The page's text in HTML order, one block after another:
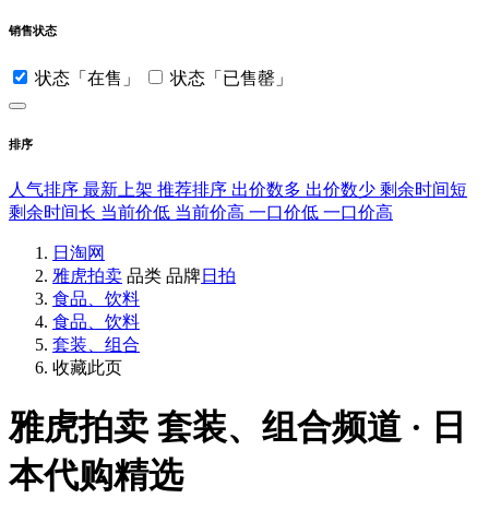
销售状态
状态「在售」 状态「已售罄」
排序
人气排序 最新上架 推荐排序 出价数多 出价数少 剩余时间短
剩余时间长 当前价低 当前价高 一口价低 一口价高
日淘网
雅虎拍卖 品类 品牌日拍
食品、饮料
食品、饮料
套装、组合
收藏此页
雅虎拍卖 套装、组合频道 · 日
本代购精选